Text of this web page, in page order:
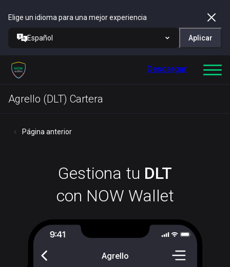
Elige un idioma para una mejor experiencia
Español Aplicar
Descargar
Agrello (DLT) Cartera
Página anterior
Gestiona tu DLT
con NOW Wallet
Agrello